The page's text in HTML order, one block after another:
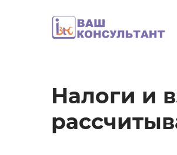
основному
Налоги и